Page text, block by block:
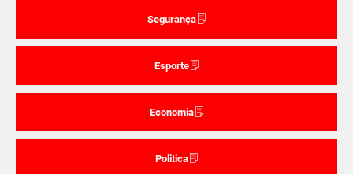
Segurança
Esporte
Economia
Politica